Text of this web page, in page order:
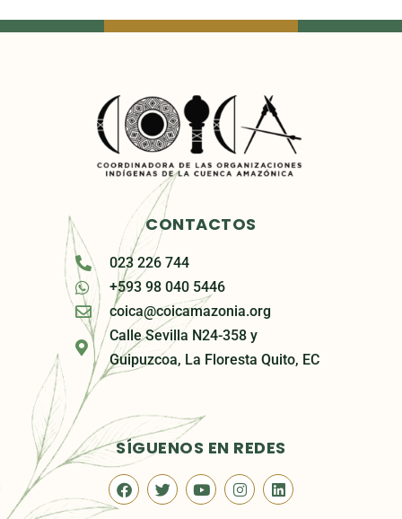
CONTACTOS
023 226 744
+593 98 040 5446
coica@coicamazonia.org
Calle Sevilla N24-358 y
Guipuzcoa, La Floresta Quito, EC
SÍGUENOS EN REDES